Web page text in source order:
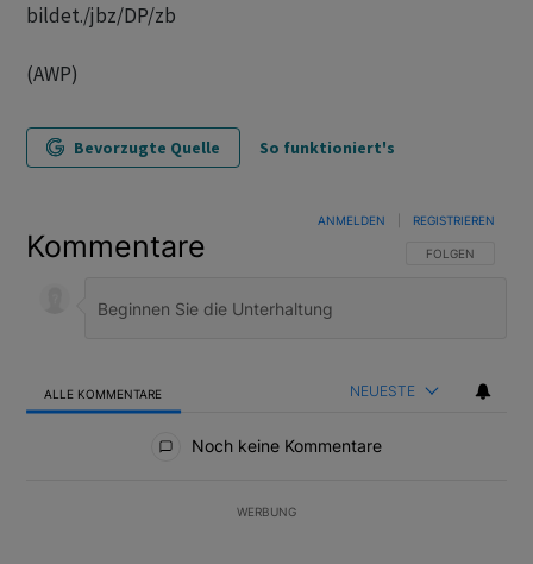
bildet./jbz/DP/zb
(AWP)
Bevorzugte Quelle So funktioniert's
Kommentare FOLGE DIESER
FOLGEN
ANMELDEN REGISTRIEREN
ALLE KOMMENTARE NEUESTE
Noch keine Kommentare
WERBUNG